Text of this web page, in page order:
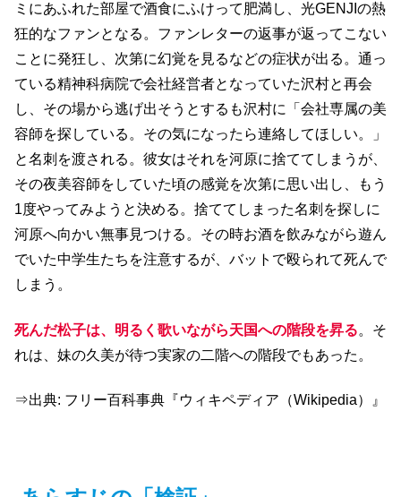
ミにあふれた部屋で酒食にふけって肥満し、光GENJIの熱
狂的なファンとなる。ファンレターの返事が返ってこない
ことに発狂し、次第に幻覚を見るなどの症状が出る。通っ
ている精神科病院で会社経営者となっていた沢村と再会
し、その場から逃げ出そうとするも沢村に「会社専属の美
容師を探している。その気になったら連絡してほしい。」
と名刺を渡される。彼女はそれを河原に捨ててしまうが、
その夜美容師をしていた頃の感覚を次第に思い出し、もう
1度やってみようと決める。捨ててしまった名刺を探しに
河原へ向かい無事見つける。その時お酒を飲みながら遊ん
でいた中学生たちを注意するが、バットで殴られて死んで
しまう。
死んだ松子は、明るく歌いながら天国への階段を昇る。そ
れは、妹の久美が待つ実家の二階への階段でもあった。
⇒出典: フリー百科事典『ウィキペディア（Wikipedia）』